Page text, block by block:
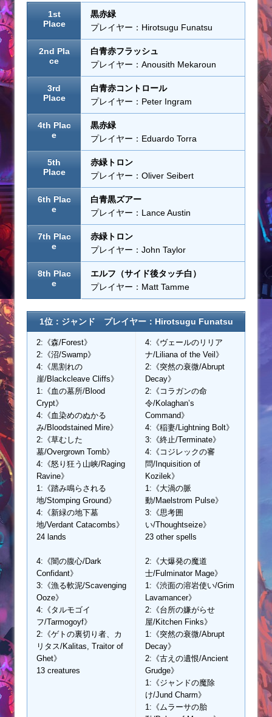
1st
Place
黒赤緑
プレイヤー：Hirotsugu Funatsu
2nd Pla
ce
白青赤フラッシュ
プレイヤー：Anousith Mekaroun
3rd
Place
白青赤コントロール
プレイヤー：Peter Ingram
4th Plac
e
黒赤緑
プレイヤー：Eduardo Torra
5th
Place
赤緑トロン
プレイヤー：Oliver Seibert
6th Plac
e
白青黒ズアー
プレイヤー：Lance Austin
7th Plac
e
赤緑トロン
プレイヤー：John Taylor
8th Plac
e
エルフ（サイド後タッチ白）
プレイヤー：Matt Tamme
1位：ジャンド プレイヤー：Hirotsugu Funatsu
2:《森/Forest》
2:《沼/Swamp》
4:《黒割れの
崖/Blackcleave Cliffs》
1:《血の墓所/Blood
Crypt》
4:《血染めのぬかる
み/Bloodstained Mire》
2:《草むした
墓/Overgrown Tomb》
4:《怒り狂う山峡/Raging
Ravine》
1:《踏み鳴らされる
地/Stomping Ground》
4:《新緑の地下墓
地/Verdant Catacombs》
24 lands
4:《闇の腹心/Dark
Confidant》
3:《漁る軟泥/Scavenging
Ooze》
4:《タルモゴイ
フ/Tarmogoyf》
2:《ゲトの裏切り者、カ
リタス/Kalitas, Traitor of
Ghet》
13 creatures
4:《ヴェールのリリア
ナ/Liliana of the Veil》
2:《突然の衰微/Abrupt
Decay》
2:《コラガンの命
令/Kolaghan’s
Command》
4:《稲妻/Lightning Bolt》
3:《終止/Terminate》
4:《コジレックの審
問/Inquisition of
Kozilek》
1:《大渦の脈
動/Maelstrom Pulse》
3:《思考囲
い/Thoughtseize》
23 other spells
2:《大爆発の魔道
士/Fulminator Mage》
1:《渋面の溶岩使い/Grim
Lavamancer》
2:《台所の嫌がらせ
屋/Kitchen Finks》
1:《突然の衰微/Abrupt
Decay》
2:《古えの遺恨/Ancient
Grudge》
1:《ジャンドの魔除
け/Jund Charm》
1:《ムラーサの胎